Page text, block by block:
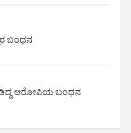
ಬಂಧನ
ಆರೋಪಿಯ ಬಂಧನ